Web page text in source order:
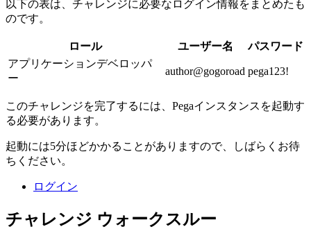
以下の表は、チャレンジに必要なログイン情報をまとめたも
のです。
ロール ユーザー名
パスワード
アプリケーションデベロッパ
ー
author@gogoroad pega123!
このチャレンジを完了するには、Pegaインスタンスを起動す
る必要があります。
起動には5分ほどかかることがありますので、しばらくお待
ちください。
ログイン
チャレンジ ウォークスルー